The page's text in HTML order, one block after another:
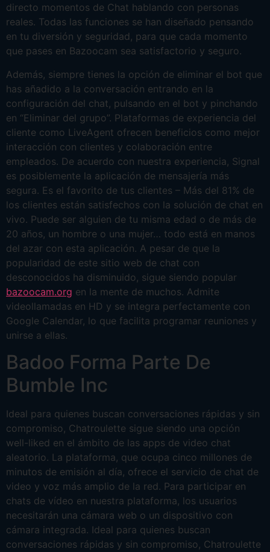
directo momentos de Chat hablando con personas
reales. Todas las funciones se han diseñado pensando
en tu diversión y seguridad, para que cada momento
que pases en Bazoocam sea satisfactorio y seguro.
Además, siempre tienes la opción de eliminar el bot que
has añadido a la conversación entrando en la
configuración del chat, pulsando en el bot y pinchando
en “Eliminar del grupo”. Plataformas de experiencia del
cliente como LiveAgent ofrecen beneficios como mejor
interacción con clientes y colaboración entre
empleados. De acuerdo con nuestra experiencia, Signal
es posiblemente la aplicación de mensajería más
segura. Es el favorito de tus clientes – Más del 81% de
los clientes están satisfechos con la solución de chat en
vivo. Puede ser alguien de tu misma edad o de más de
20 años, un hombre o una mujer… todo está en manos
del azar con esta aplicación. A pesar de que la
popularidad de este sitio web de chat con
desconocidos ha disminuido, sigue siendo popular
bazoocam.org en la mente de muchos. Admite
videollamadas en HD y se integra perfectamente con
Google Calendar, lo que facilita programar reuniones y
unirse a ellas.
Badoo Forma Parte De
Bumble Inc
Ideal para quienes buscan conversaciones rápidas y sin
compromiso, Chatroulette sigue siendo una opción
well-liked en el ámbito de las apps de video chat
aleatorio. La plataforma, que ocupa cinco millones de
minutos de emisión al día, ofrece el servicio de chat de
video y voz más amplio de la red. Para participar en
chats de vídeo en nuestra plataforma, los usuarios
necesitarán una cámara web o un dispositivo con
cámara integrada. Ideal para quienes buscan
conversaciones rápidas y sin compromiso, Chatroulette